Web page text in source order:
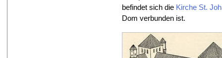
befindet sich die Kirche St.
Dom verbunden ist.